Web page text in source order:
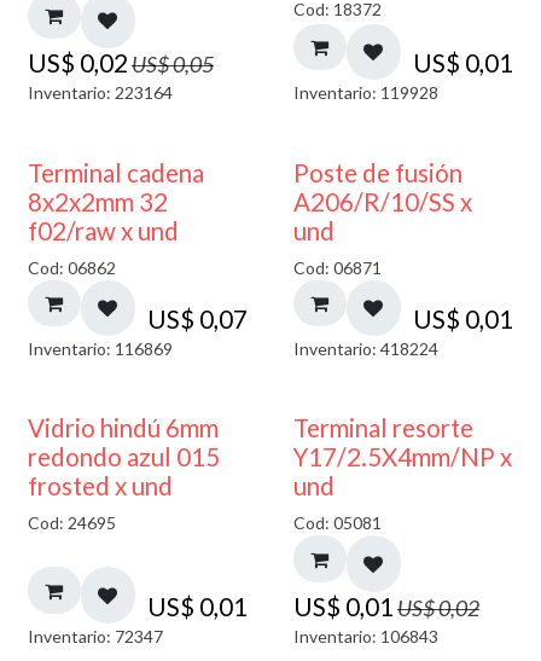
US$ 0,02US$0,05
Inventario: 223164
Cod: 18372
US$ 0,01
Inventario: 119928
Terminal cadena
8x2x2mm 32
f02/raw x und
Cod: 06862
US$ 0,07
Inventario: 116869
Poste de fusión
A206/R/10/SS x
und
Cod: 06871
US$ 0,01
Inventario: 418224
40% DESCUENTO
Vidrio hindú 6mm
redondo azul 015
frosted x und
Cod: 24695
US$ 0,01
Inventario: 72347
50% DESCUENTO
Terminal resorte
Y17/2.5X4mm/NP x
und
Cod: 05081
US$ 0,01 US$0,02
Inventario: 106843